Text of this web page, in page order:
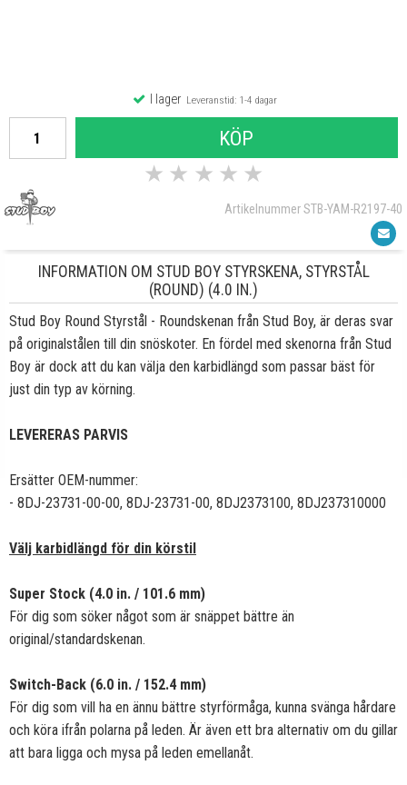
I lagerLeveranstid: 1-4 dagar
KÖP
★ ★ ★ ★ ★
Artikelnummer STB-YAM-R2197-40
INFORMATION OM STUD BOY STYRSKENA, STYRSTÅL
(ROUND) (4.0 IN.)
Stud Boy Round Styrstål - Roundskenan från Stud Boy, är deras svar
på originalstålen till din snöskoter. En fördel med skenorna från Stud
Boy är dock att du kan välja den karbidlängd som passar bäst för
just din typ av körning.
LEVERERAS PARVIS
Ersätter OEM-nummer:
- 8DJ-23731-00-00, 8DJ-23731-00, 8DJ2373100, 8DJ237310000
Välj karbidlängd för din körstil
Super Stock (4.0 in. / 101.6 mm)
För dig som söker något som är snäppet bättre än
original/standardskenan.
Switch-Back (6.0 in. / 152.4 mm)
För dig som vill ha en ännu bättre styrförmåga, kunna svänga hårdare
och köra ifrån polarna på leden. Är även ett bra alternativ om du gillar
att bara ligga och mysa på leden emellanåt.